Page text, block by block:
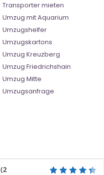
Transporter mieten
Umzug mit Aquarium
Umzugshelfer
Umzugskartons
Umzug Kreuzberg
Umzug Friedrichshain
Umzug Mitte
Umzugsanfrage
(2